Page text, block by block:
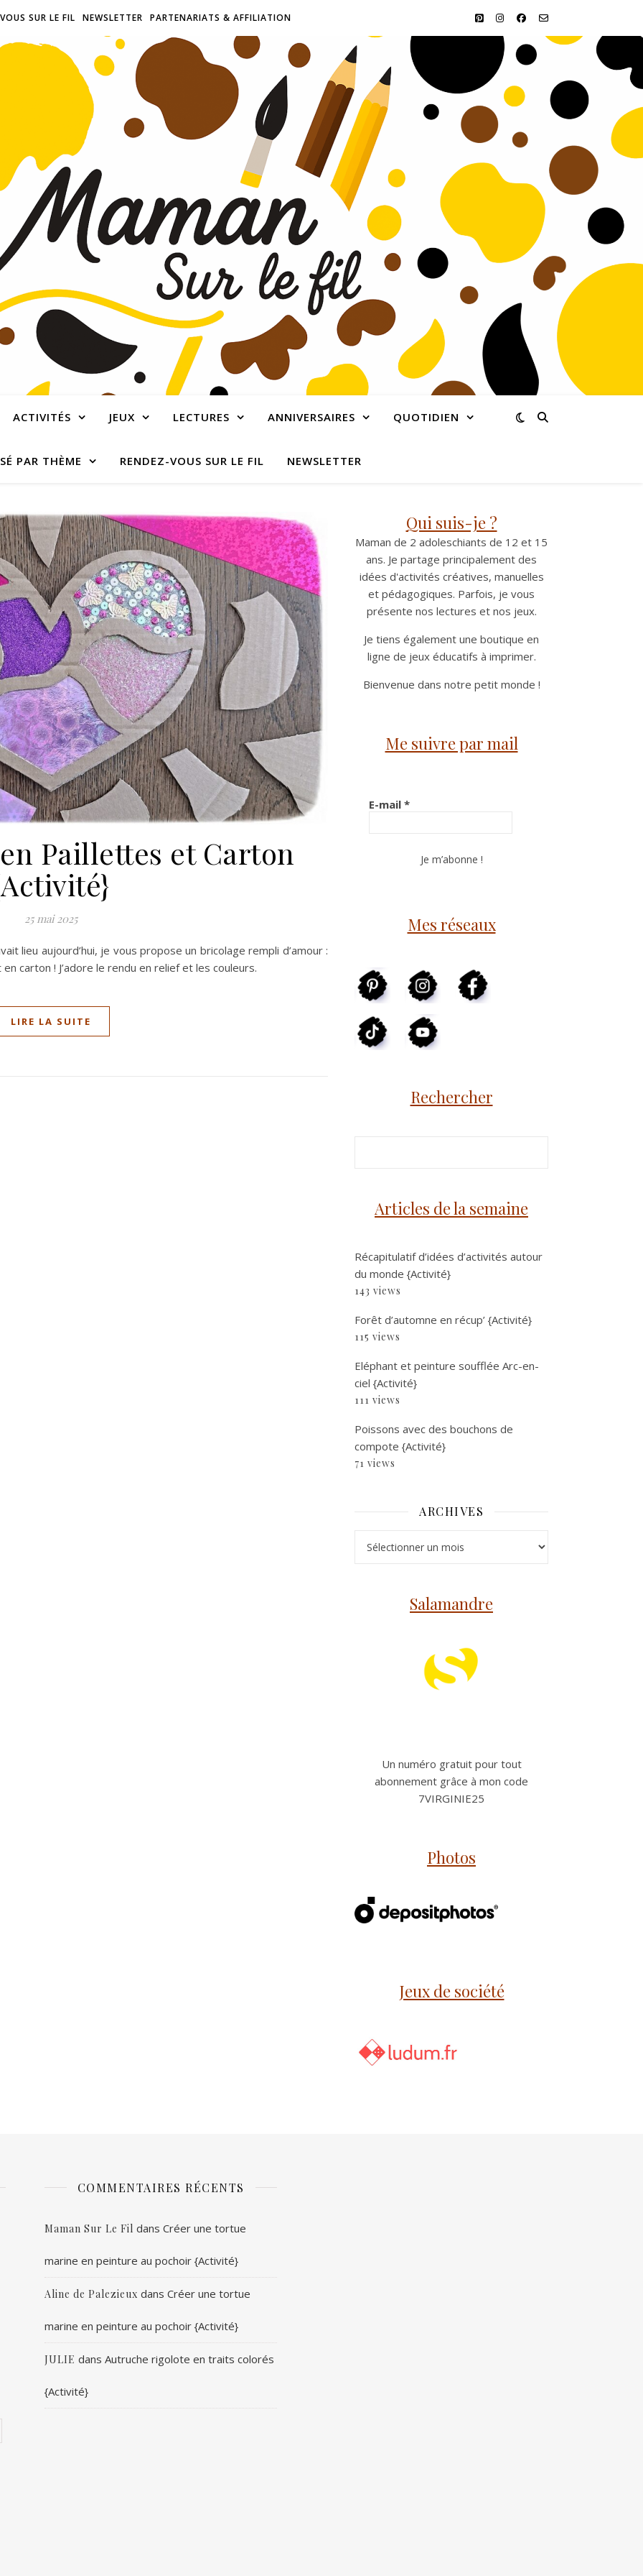
SUR LE FIL NEWSLETTER PARTENARIATS & AFFILIATION
ACTIVITÉS JEUX LECTURES ANNIVERSAIRES QUOTIDIEN
PAR THÈME RENDEZ-VOUS SUR LE FIL NEWSLETTER
Paillettes et Carton
25 mai 2025
lieu aujourd’hui, je vous propose un bricolage rempli d’amour :
carton ! J’adore le rendu en relief et les couleurs.
LIRE LA SUITE
Qui suis-je ?
Maman de 2 adoleschiants de 12 et 15
ans. Je partage principalement des
idées d'activités créatives, manuelles
et pédagogiques. Parfois, je vous
présente nos lectures et nos jeux.
Je tiens également une boutique en
ligne de jeux éducatifs à imprimer.
Bienvenue dans notre petit monde !
Me suivre par mail
E-mail *
Mes réseaux
Rechercher
Articles de la semaine
Récapitulatif d’idées d’activités autour
du monde {Activité}
143 views
Forêt d’automne en récup’ {Activité}
115 views
Eléphant et peinture soufflée Arc-en-
ciel {Activité}
111 views
Poissons avec des bouchons de
compote {Activité}
71 views
ARCHIVES
Salamandre
Un numéro gratuit pour tout
abonnement grâce à mon code
7VIRGINIE25
Photos
Jeux de société
COMMENTAIRES RÉCENTS
Maman Sur Le Fil dans Créer une tortue
marine en peinture au pochoir {Activité}
Aline de Palezieux dans Créer une tortue
marine en peinture au pochoir {Activité}
JULIE dans Autruche rigolote en traits colorés
{Activité}